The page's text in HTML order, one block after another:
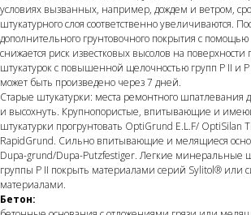
условиях вызванных, например, дождем и ветром,
штукатурного слоя соответственно увеличиваются.
дополнительного грунтовочного покрытия с
снижается риск известковых высолов на
штукатурок с повышенной щелочностью групп P II и P
может быть произведено через 7 дней.
Старые штукатурки: места ремонтного шпатлевания
и высохнуть. Крупнопористые, впитывающие и
штукатурки прогрунтовать OptiGrund E.L.F/ OptiSilan
RapidGrund. Сильно впитывающие и мелящиеся
Dupa-grund/Dupa-Putzfestiger. Легкие минеральные
группы P II покрыть материалами серий Sylitol® или
материалами.
Бетон: